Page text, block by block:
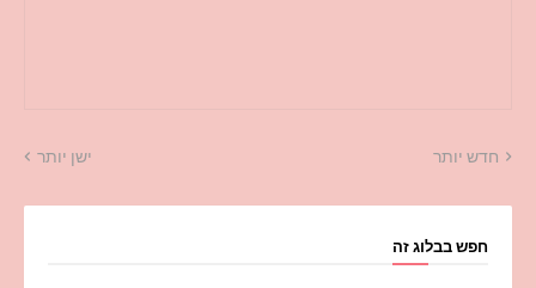
חדש יותר ישן יותר
חפש בבלוג זה